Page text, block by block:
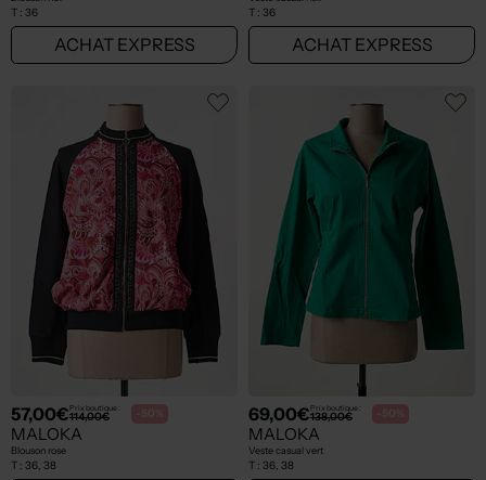
T : 36
ACHAT EXPRESS
T : 36
ACHAT EXPRESS
57,00€Prix boutique :
114,00€ -50%
MALOKA
Blouson rose
T : 36, 38
69,00€Prix boutique :
138,00€ -50%
MALOKA
Veste casual vert
T : 36, 38